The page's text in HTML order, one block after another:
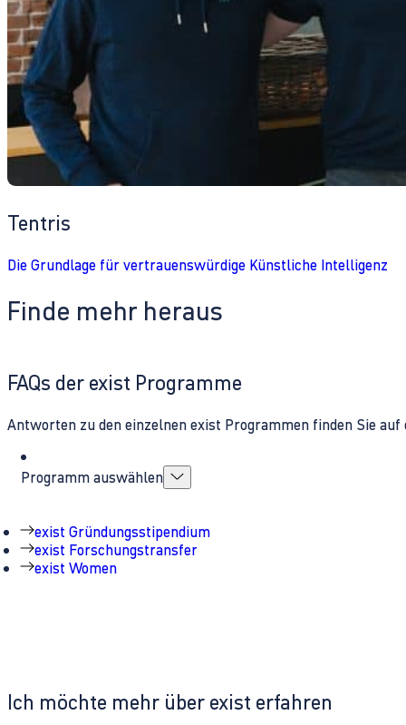
Tentris
Die Grundlage für vertrauenswürdige Künstliche Intelligenz
Finde mehr heraus
Ich möchte mehr über exist erfahren
FAQs der exist Programme
Antworten zu den einzelnen exist Programmen finden Sie
Programm auswählen
exist Gründungsstipendium
exist Forschungstransfer
exist Women